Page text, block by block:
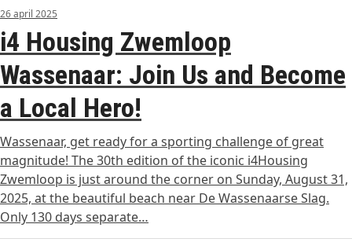
26 april 2025
i4 Housing Zwemloop
Wassenaar: Join Us and Become
a Local Hero!
Wassenaar, get ready for a sporting challenge of great
magnitude! The 30th edition of the iconic i4Housing
Zwemloop is just around the corner on Sunday, August 31,
2025, at the beautiful beach near De Wassenaarse Slag.
Only 130 days separate…